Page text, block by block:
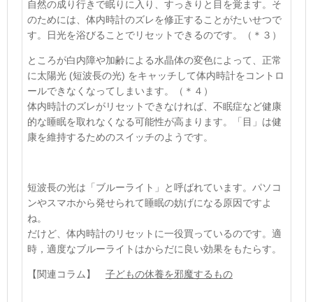
自然の成り行きで眠りに入り、すっきりと目を覚ます。そ
のためには、体内時計のズレを修正することがたいせつで
す。日光を浴びることでリセットできるのです。
（＊３）
ところが白内障や加齢による水晶体の変色によって、正常
に太陽光 (短波長の光) をキャッチして体内時計をコントロ
ールできなくなってしまいます。
（＊４）
体内時計のズレがリセットできなければ、不眠症など健康
的な睡眠を取れなくなる可能性が高まります。「目」は健
康を維持するためのスイッチのようです。
短波長の光は「ブルーライト」と呼ばれています。パソコ
ンやスマホから発せられて睡眠の妨げになる原因ですよ
ね。
だけど、体内時計のリセットに一役買っているのです。適
時，適度なブルーライトはからだに良い効果をもたらす。
【関連コラム】 子どもの休養を邪魔するもの